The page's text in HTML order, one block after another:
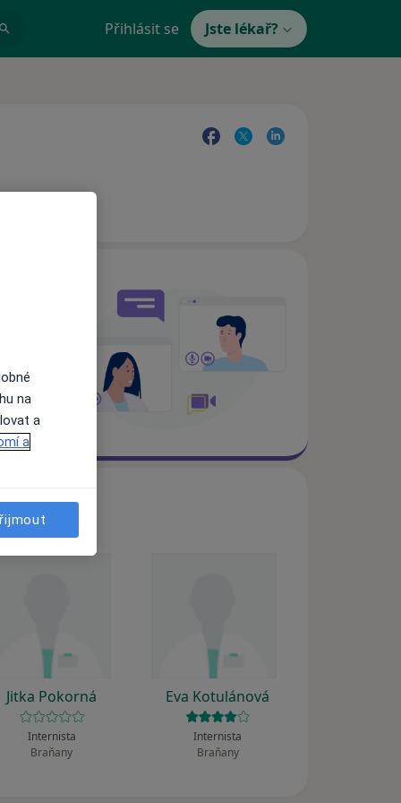
Přihlásit se Jste lékař?
Jitka Pokorná
Internista
Braňany
Eva Kotulánová
Internista
Braňany
na
a
a